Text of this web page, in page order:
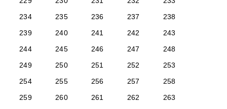
234
235 236 237
238
239
240 241 242
243
244
245 246 247
248
249
250 251 252
253
254
255 256 257
258
259
260 261 262
263